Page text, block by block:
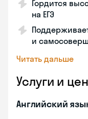
Гордится
на ЕГЭ
и
Читать дальше
Услуги и
Английский